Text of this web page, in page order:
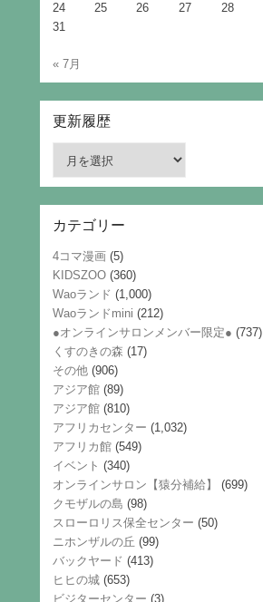
24
25 26 27 28
31
« 7月
更新履歴
履
歴
カテゴリー
4コマ漫画 (5)
KIDSZOO (360)
Waoランド (1,000)
Waoランドmini (212)
●オンラインサロンメンバー限定● (737)
くすのきの森 (17)
その他 (906)
アジア館 (89)
アジア館 (810)
アフリカセンター (1,032)
アフリカ館 (549)
イベント (340)
オンラインサロン【猿分補給】
(699)
クモザルの島 (98)
スローロリス保全センター (50)
ニホンザルの丘 (99)
バックヤード (413)
ヒヒの城 (653)
ビジターセンター (3)